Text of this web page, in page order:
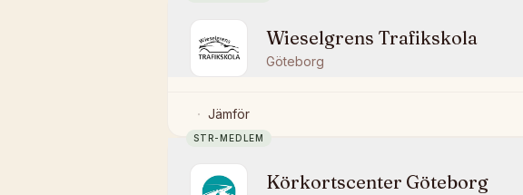
Wieselgrens Trafikskola
Göteborg
Jämför
STR-MEDLEM
Körkortscenter Göteborg